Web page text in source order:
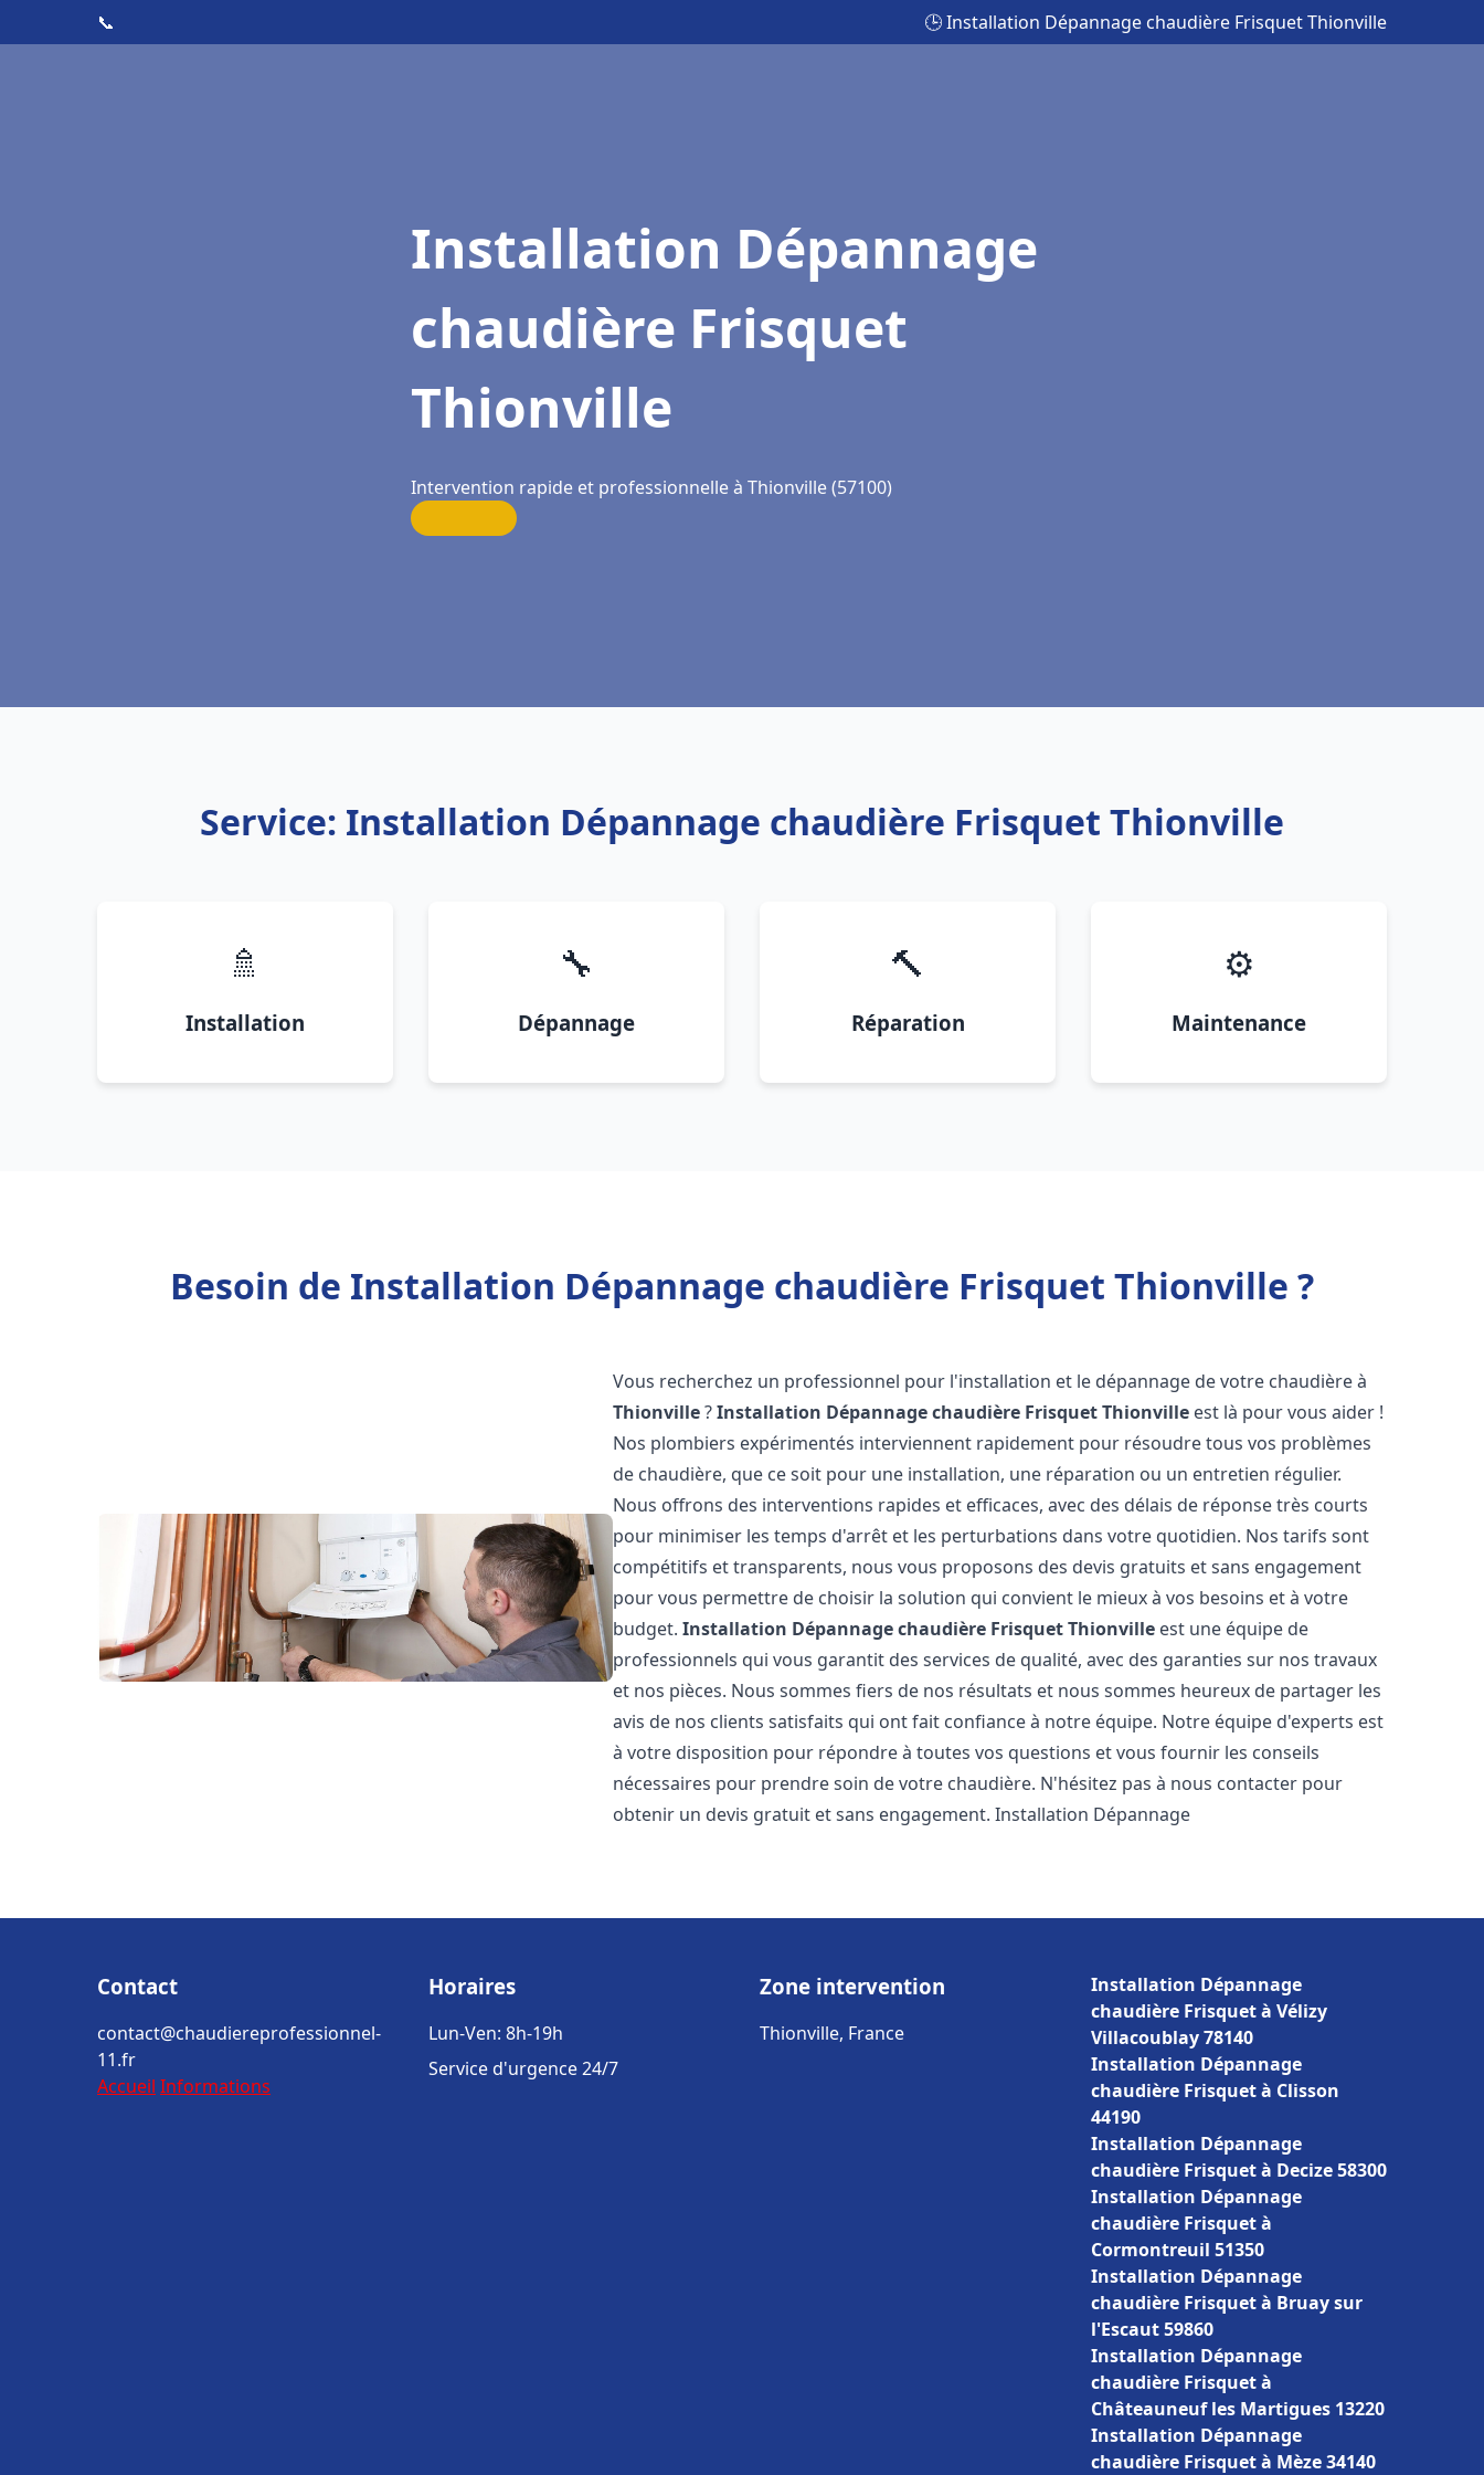
📞 🕒 Installation Dépannage chaudière Frisquet Thionville
Installation Dépannage
chaudière Frisquet
Thionville
Intervention rapide et professionnelle à Thionville (57100)
Service: Installation Dépannage chaudière Frisquet Thionville
🚿
Installation
🔧
Dépannage
🔨
Réparation
⚙️
Maintenance
Besoin de Installation Dépannage chaudière Frisquet Thionville ?
Vous recherchez un professionnel pour l'installation et le dépannage de votre chaudière à
Thionville?Installation Dépannage chaudière FrisquetThionville est là pour vous aider !
Nos plombiers expérimentés interviennent rapidement pour résoudre tous vos problèmes
de chaudière, que ce soit pour une installation, une réparation ou un entretien régulier.
Nous offrons des interventions rapides et efficaces, avec des délais de réponse très courts
pour minimiser les temps d'arrêt et les perturbations dans votre quotidien. Nos tarifs sont
compétitifs et transparents, nous vous proposons des devis gratuits et sans engagement
pour vous permettre de choisir la solution qui convient le mieux à vos besoins et à votre
budget.Installation Dépannage chaudière FrisquetThionville est une équipe de
professionnels qui vous garantit des services de qualité, avec des garanties sur nos travaux
et nos pièces. Nous sommes fiers de nos résultats et nous sommes heureux de partager les
avis de nos clients satisfaits qui ont fait confiance à notre équipe. Notre équipe d'experts est
à votre disposition pour répondre à toutes vos questions et vous fournir les conseils
nécessaires pour prendre soin de votre chaudière. N'hésitez pas à nous contacter pour
obtenir un devis gratuit et sans engagement. Installation Dépannage
Contact
contact@chaudiereprofessionnel-
11.fr
Accueil Informations
Horaires
Lun-Ven: 8h-19h
Service d'urgence 24/7
Zone intervention
Thionville, France
Installation Dépannage
chaudière Frisquet à Vélizy
Villacoublay 78140
Installation Dépannage
chaudière Frisquet à Clisson
44190
Installation Dépannage
chaudière Frisquet à Decize 58300
Installation Dépannage
chaudière Frisquet à
Cormontreuil 51350
Installation Dépannage
chaudière Frisquet à Bruay sur
l'Escaut 59860
Installation Dépannage
chaudière Frisquet à
Châteauneuf les Martigues 13220
Installation Dépannage
chaudière Frisquet à Mèze 34140